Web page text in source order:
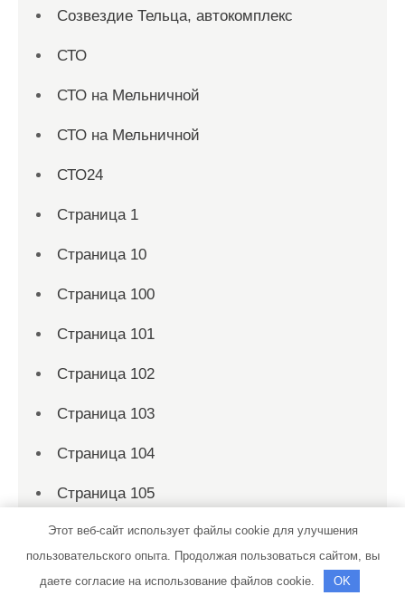
Созвездие Тельца, автокомплекс
СТО
СТО на Мельничной
СТО на Мельничной
СТО24
Страница 1
Страница 10
Страница 100
Страница 101
Страница 102
Страница 103
Страница 104
Страница 105
Страница 106
Этот веб-сайт использует файлы cookie для улучшения
пользовательского опыта. Продолжая пользоваться сайтом, вы
даете согласие на использование файлов cookie.
OK